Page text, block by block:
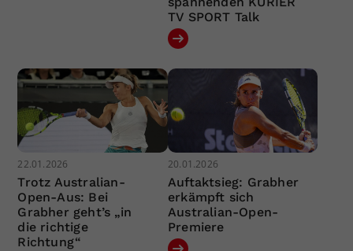
TV SPORT Talk
22.01.2026
Trotz Australian-
Open-Aus: Bei
Grabher geht’s „in
die richtige
Richtung“
20.01.2026
Auftaktsieg: Grabher
erkämpft sich
Australian-Open-
Premiere